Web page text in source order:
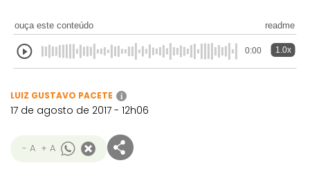
ouça este conteúdo readme
0:00 1.0x
LUIZ GUSTAVO PACETE i
17 de agosto de 2017 - 12h06
- A + A